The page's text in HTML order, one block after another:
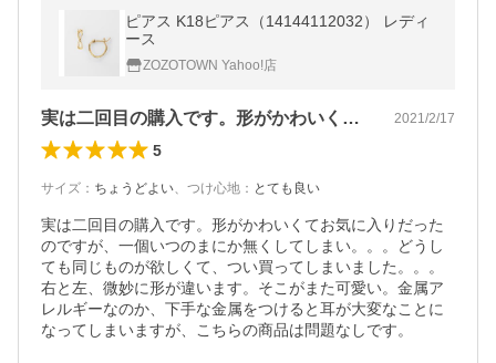
ピアス K18ピアス（14144112032） レディ
ース
ZOZOTOWN Yahoo!店
実は二回目の購入です。形がかわいくてお… 2021/2/17
5
サイズ ： ちょうどよい、 つけ心地 ： とても良い
実は二回目の購入です。形がかわいくてお気に入りだった
のですが、一個いつのまにか無くしてしまい。。。どうし
ても同じものが欲しくて、つい買ってしまいました。。。
右と左、微妙に形が違います。そこがまた可愛い。金属ア
レルギーなのか、下手な金属をつけると耳が大変なことに
なってしまいますが、こちらの商品は問題なしです。